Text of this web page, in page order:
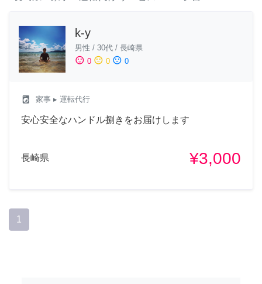
k-y
男性 / 30代 / 長崎県
sentiment_satisfied 0 sentiment_neutral 0 sentiment_dissatisfied 0
local_laundry_service 家事 ▸ 運転代行
安心安全なハンドル捌きをお届けします
長崎県 ¥3,000
1